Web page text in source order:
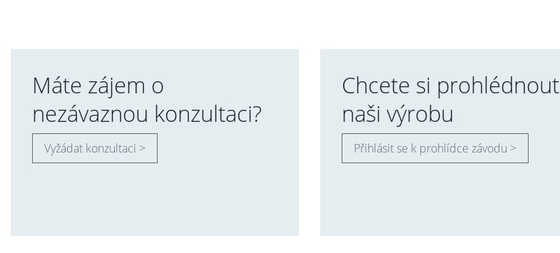
Máte zájem o
nezávaznou konzultaci?
Vyžádat konzultaci >
Chcete si prohlédnout
naši výrobu
Přihlásit se k prohlídce závodu >